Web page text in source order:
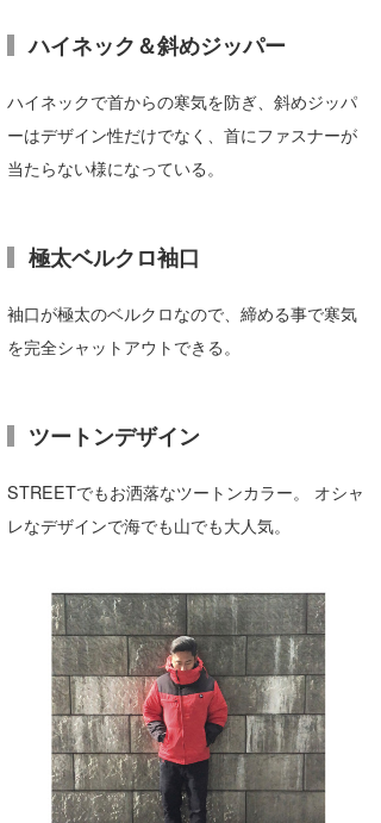
ハイネック＆斜めジッパー
ハイネックで首からの寒気を防ぎ、斜めジッパ
ーはデザイン性だけでなく、首にファスナーが
当たらない様になっている。
極太ベルクロ袖口
袖口が極太のベルクロなので、締める事で寒気
を完全シャットアウトできる。
ツートンデザイン
STREETでもお洒落なツートンカラー。 オシャ
レなデザインで海でも山でも大人気。
上田純子
唐澤予報士
SancheZ
wanda
banpaku
chappy